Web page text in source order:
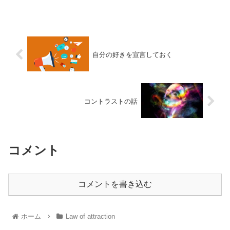
自分の好きを宣言しておく
コントラストの話
コメント
コメントを書き込む
ホーム Law of attraction